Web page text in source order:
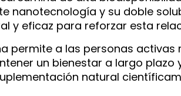
nanotecnología y su doble
y eficaz para reforzar esta
permite a las personas activas
un bienestar a largo plazo
natural